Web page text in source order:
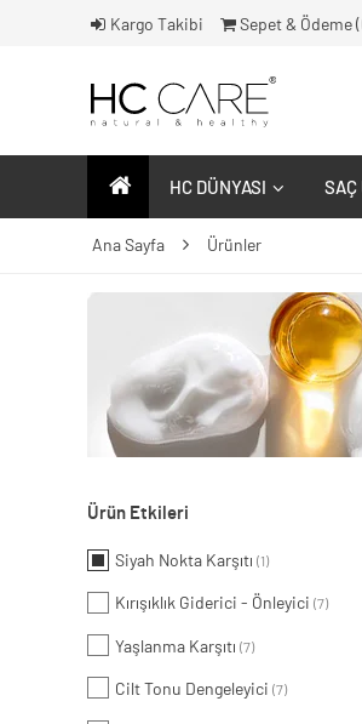
Kargo Takibi Sepet & Ödeme (
HC DÜNYASI SAÇ
Ana Sayfa Ürünler
Ürün Etkileri
Siyah Nokta Karşıtı (1)
Kırışıklık Giderici - Önleyici (7)
Yaşlanma Karşıtı (7)
Cilt Tonu Dengeleyici (7)